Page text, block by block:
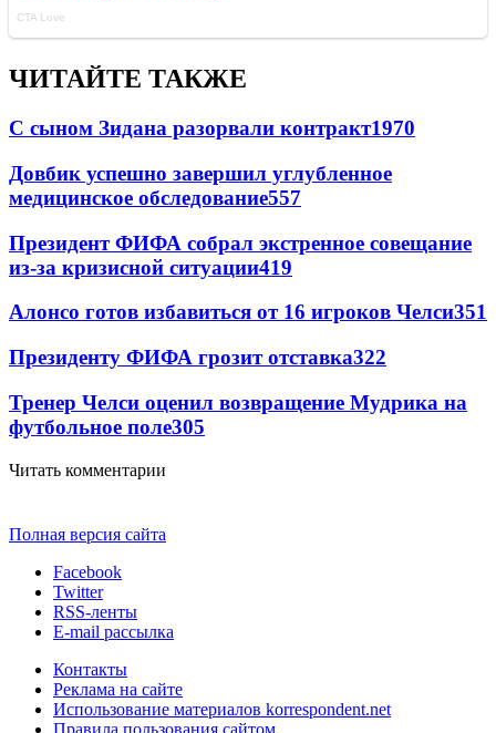
ЧИТАЙТЕ ТАКЖЕ
С сыном Зидана разорвали контракт1970
Довбик успешно завершил углубленное
медицинское обследование557
Президент ФИФА собрал экстренное совещание
из-за кризисной ситуации419
Алонсо готов избавиться от 16 игроков Челси351
Президенту ФИФА грозит отставка322
Тренер Челси оценил возвращение Мудрика на
футбольное поле305
Читать комментарии
Полная версия сайта
Facebook
Twitter
RSS-ленты
E-mail рассылка
Контакты
Реклама на сайте
Использование материалов korrespondent.net
Правила пользования сайтом